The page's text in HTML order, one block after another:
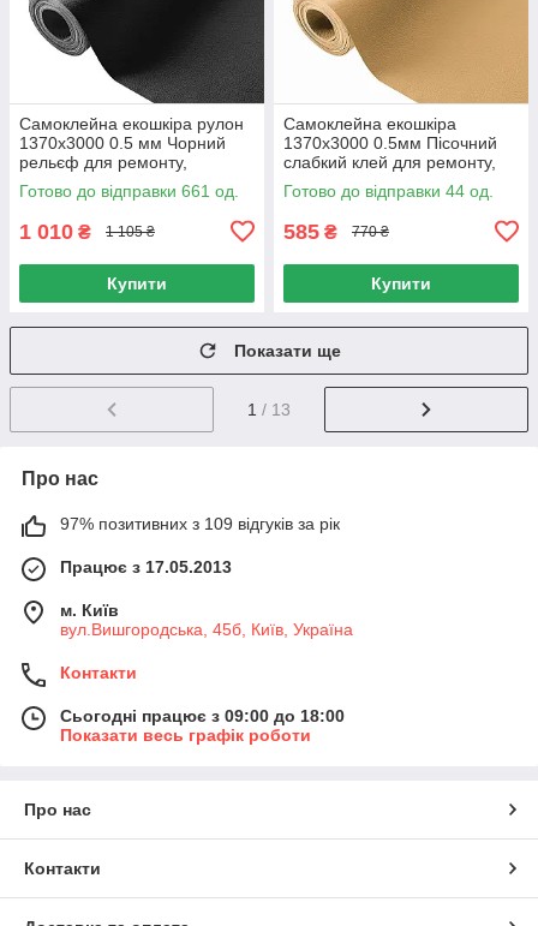
Самоклейна екошкіра рулон
1370х3000 0.5 мм Чорний
рельєф для ремонту,
Екокожа рулон 1370х3000 0.5
мм
Готово до відправки 661 од.
1 010 ₴ 1 105 ₴
Купити
Самоклейна екошкіра
1370х3000 0.5мм Пісочний
слабкий клей для ремонту,
екошкіра в рулоні для
реставрації салону
Готово до відправки 44 од.
585 ₴ 770 ₴
Купити
Показати ще
1 / 13
Про нас
97% позитивних з 109 відгуків за рік
Працює з 17.05.2013
м. Київ
вул.Вишгородська, 45б, Київ, Україна
Контакти
Сьогодні працює з 09:00 до 18:00
Показати весь графік роботи
Про нас
Контакти